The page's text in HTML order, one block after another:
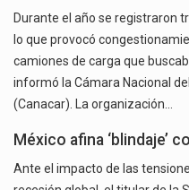
Durante el año se registraron
lo que provocó
camiones de carga que
informó la Cámara Nacional
(Canacar). La organización…
México afina ‘blindaje’
Ante el impacto de las